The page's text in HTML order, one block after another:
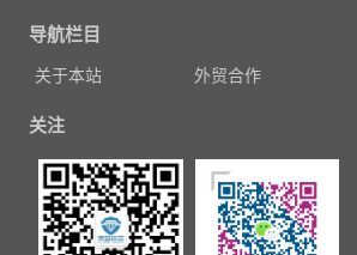
导航栏目
关于本站 外贸合作
关注